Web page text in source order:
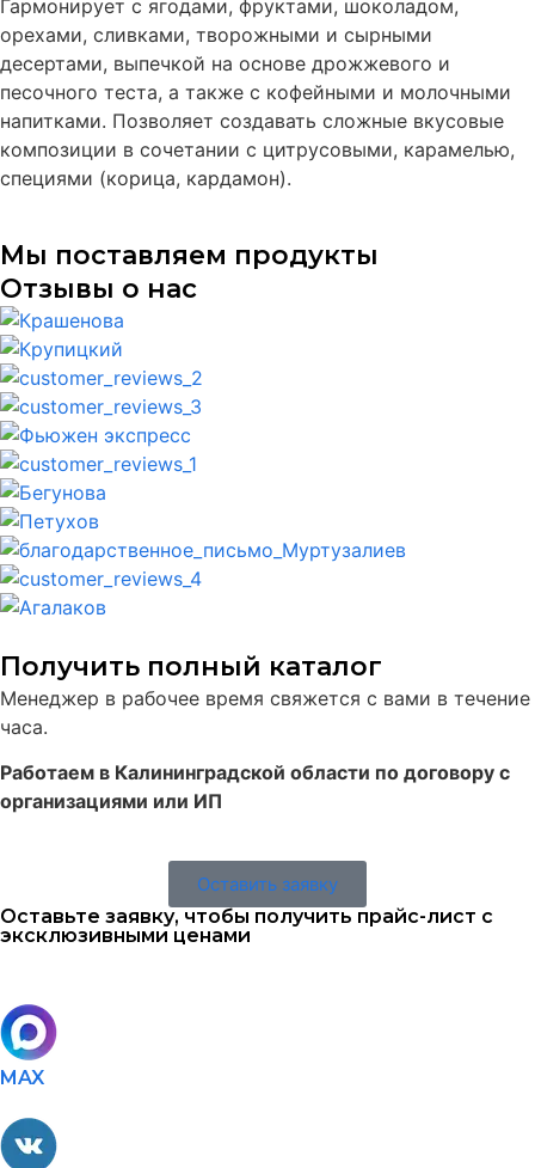
Гармонирует с ягодами, фруктами, шоколадом,
орехами, сливками, творожными и сырными
десертами, выпечкой на основе дрожжевого и
песочного теста, а также с кофейными и молочными
напитками. Позволяет создавать сложные вкусовые
композиции в сочетании с цитрусовыми, карамелью,
специями (корица, кардамон).
Мы поставляем продукты
Отзывы о нас
Получить полный каталог
Менеджер в рабочее время свяжется с вами в течение
часа.
Работаем в Калининградской области по договору с
организациями или ИП
Оставить заявку
Оставьте заявку, чтобы получить прайс-лист с
эксклюзивными ценами
MAX